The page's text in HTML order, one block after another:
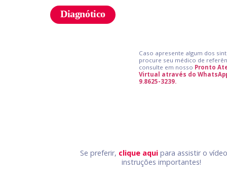
Diagnótico
Caso apresente algum dos
procure seu médico de
consulte em nosso Pronto
Virtual através do
9.8625-3239.
Se preferir, clique aqui para assistir o
instruções importantes!